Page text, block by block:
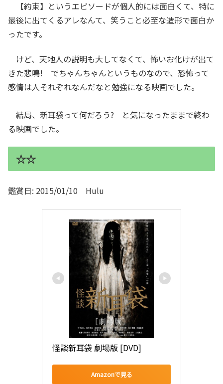
【約束】というエピソードが個人的には面白くて、特に
最後に出てくるアレなんて、笑うこと必至な造形で面白か
ったです。
けど、天地人の説明も大してなくて、怖いお化けが出て
きた悲鳴! でちゃんちゃんというものなので、恐怖って
感情は人それぞれなんだなと勉強になる映画でした。
結局、新耳袋って何だろう? と気になったままで終わ
る映画でした。
☆☆
鑑賞日: 2015/01/10 Hulu
怪談新耳袋 劇場版 [DVD]
Amazonで見る